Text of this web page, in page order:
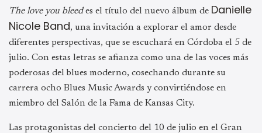
The love you bleedes el título del nuevo álbum de Danielle
Nicole Band, una invitación a explorar el amor desde
diferentes perspectivas, que se escuchará en Córdoba el 5 de
julio. Con estas letras se afianza como una de las voces más
poderosas del blues moderno, cosechando durante su
carrera ocho Blues Music Awards y convirtiéndose en
miembro del Salón de la Fama de Kansas City.
Las protagonistas del concierto del 10 de julio en el Gran